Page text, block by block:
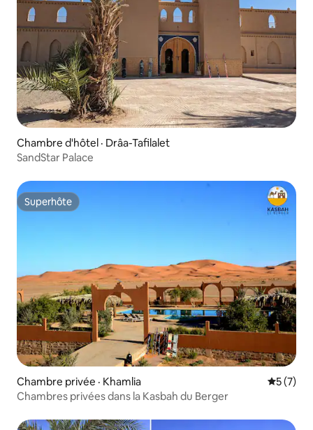
Chambre d'hôtel · Drâa-Tafilalet
SandStar Palace
Superhôte
Superhôte
Chambre privée · Khamlia Note
5 (7)
Chambres privées dans la Kasbah du Berger